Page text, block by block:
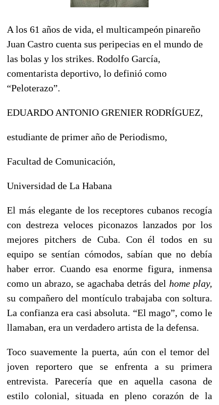
A los 61 años de vida, el multicampeón pinareño
Juan Castro cuenta sus peripecias en el mundo de
las bolas y los strikes. Rodolfo García,
comentarista deportivo, lo definió como
“Peloterazo”.
EDUARDO ANTONIO GRENIER RODRÍGUEZ,
estudiante de primer año de Periodismo,
Facultad de Comunicación,
Universidad de La Habana
El más elegante de los receptores cubanos recogía
con destreza veloces piconazos lanzados por los
mejores pitchers de Cuba. Con él todos en su
equipo se sentían cómodos, sabían que no debía
haber error. Cuando esa enorme figura, inmensa
como un abrazo, se agachaba detrás del home play,
su compañero del montículo trabajaba con soltura.
La confianza era casi absoluta. “El mago”, como le
llamaban, era un verdadero artista de la defensa.
Toco suavemente la puerta, aún con el temor del
joven reportero que se enfrenta a su primera
entrevista. Parecería que en aquella casona de
estilo colonial, situada en pleno corazón de la